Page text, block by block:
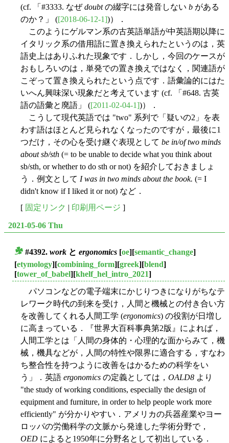
(cf. 「#3333. なぜdoubtの綴字には発音しない b がある
のか？」 ([2018-06-12-1])）．
このようにゲルマン系の古英語単語が中英語期以降に
イタリック系の借用語に置き換えられたというのは，英
語史上はありふれた現象です．しかし，今回のケースが
おもしろいのは，単発での置き換えではなく，関連語が
こぞって置き換えられたという点です．語彙論的にはた
いへん興味深い現象だと考えています (cf. 「#648. 古英
語の語彙と廃語」 ([2011-02-04-1])）．
こうして現代英語では "two" 系列で「疑いの2」を表
わす語はほとんど見られなくなったのですが，最後に1
つだけ，その心を受け継ぐ表現として be in/of two minds
about sb/sth (= to be unable to decide what you think about
sb/sth, or whether to do sth or not) を紹介しておきましょ
う．例文として I was in two minds about the book. (= I
didn't know if I liked it or not) など．
[ 固定リンク | 印刷用ページ ]
2021-05-06 Thu
#4392. work と ergonomics [oe][semantic_change]
[etymology][combining_form][greek][blend]
[tower_of_babel][khelf_hel_intro_2021]
パソコンなどの電子端末にかじりつきになりがちなテ
レワーク時代の到来を受け，人間と機械との付き合い方
を改善してくれる人間工学 (ergonomics) の役割が日増し
に高まっている．『世界大百科事典第2版』によれば，
人間工学とは「人間の身体的・心理的な面からみて，機
械，機具などが，人間の特性や限界に適合する，すなわ
ち整合性を持つように改善をはかるための科学をい
う」．英語 ergonomics の定義としては， OALD8 より
"the study of working conditions, especially the design of
equipment and furniture, in order to help people work more
efficiently" が分かりやすい．アメリカの兵器産業やヨー
ロッパの労働科学の文脈から発達した学術分野で，
OED によると1950年に分野名として初出している．